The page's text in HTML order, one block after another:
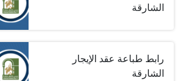
الشارقة‎
رابط طباعة عقد الإيجار
الشارقة